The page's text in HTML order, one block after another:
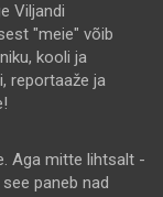
Viljandi
"meie" võib
kooli ja
reportaaže ja
Aga mitte lihtsalt -
paneb nad